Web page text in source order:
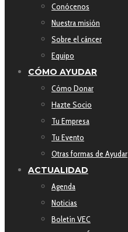
Conócenos
Nuestra misión
Sobre el cáncer
Equipo
CÓMO AYUDAR
Cómo Donar
Hazte Socio
Tu Empresa
Tu Evento
Otras formas de Ayudar
ACTUALIDAD
Agenda
Noticias
Boletín VEC